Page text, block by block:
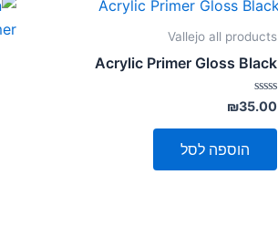
Vallejo all products
Acrylic Primer Gloss Black
דורג
0
מתוך
₪35.00
הוספה לסל